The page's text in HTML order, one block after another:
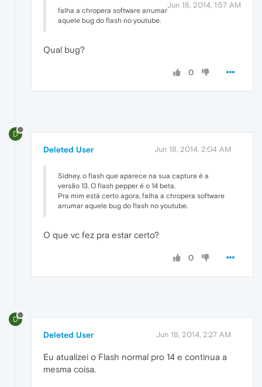
Jun 18, 2014, 1:57 AM
falha a chropera software arrumar
aquele bug do flash no youtube.
Qual bug?
0
D
Deleted User Jun 18, 2014, 2:04 AM
Sidney, o flash que aparece na sua captura é a
versão 13. O flash pepper é o 14 beta.
Pra mim está certo agora, falha a chropera software
arrumar aquele bug do flash no youtube.
O que vc fez pra estar certo?
0
D
Deleted User Jun 18, 2014, 2:27 AM
Eu atualizei o Flash normal pro 14 e continua a
mesma coisa.